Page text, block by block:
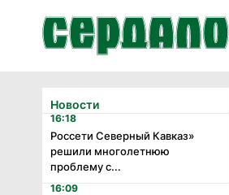
Новости
16:18
Россети Северный Кавказ»
решили многолетнюю
проблему с...
16:09